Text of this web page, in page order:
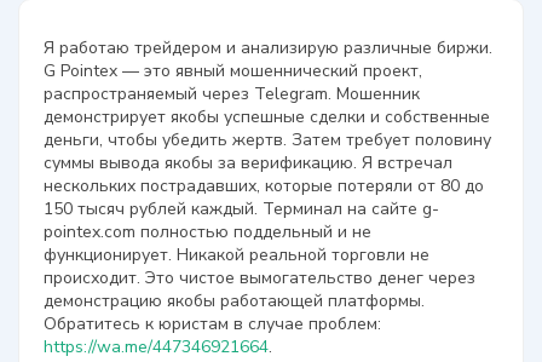
Я работаю трейдером и анализирую различные биржи.
G Pointex — это явный мошеннический проект,
распространяемый через Telegram. Мошенник
демонстрирует якобы успешные сделки и собственные
деньги, чтобы убедить жертв. Затем требует половину
суммы вывода якобы за верификацию. Я встречал
нескольких пострадавших, которые потеряли от 80 до
150 тысяч рублей каждый. Терминал на сайте g-
pointex.com полностью поддельный и не
функционирует. Никакой реальной торговли не
происходит. Это чистое вымогательство денег через
демонстрацию якобы работающей платформы.
Обратитесь к юристам в случае проблем:
https://wa.me/447346921664.